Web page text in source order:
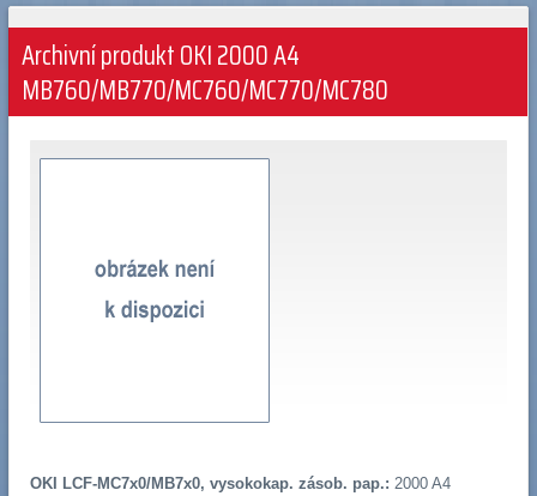
Archivní produkt OKI 2000 A4
MB760/MB770/MC760/MC770/MC780
OKI LCF-MC7x0/MB7x0, vysokokap. zásob. pap.: 2000 A4